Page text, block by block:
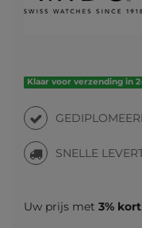
Klaar voor verzending in
SNELLE
Uw prijs met 3%